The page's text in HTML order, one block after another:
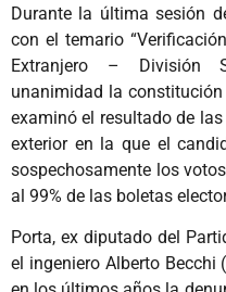
Durante la última sesión
con el temario
Extranjero – División
unanimidad la
examinó el resultado de
exterior en la que el
sospechosamente los
al 99% de las boletas
Porta, ex diputado del
el ingeniero Alberto Becchi